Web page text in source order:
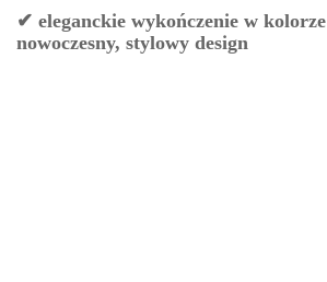
✔ eleganckie wykończenie w kolorze
nowoczesny, stylowy design